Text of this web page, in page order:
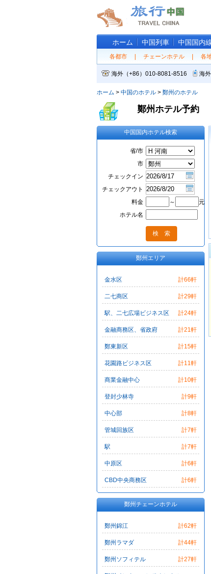
ホーム 中国列車 中国国内
各都市 チェーンホテル 各
海外（+86）010-8081-8516 海
ホーム > 中国のホテル > 鄭州のホテル
鄭州ホテル予約
中国国内ホテル検索
省/市
市
チェックイン
チェックアウト
料金
～
元
ホテル名
鄭州エリア
計66軒
金水区
計29軒
二七商区
計24軒
駅、二七広場ビジネス区
計21軒
金融商務区、省政府
計15軒
鄭東新区
計11軒
花園路ビジネス区
計10軒
商業金融中心
計9軒
登封少林寺
計8軒
中心部
計7軒
管城回族区
計7軒
駅
計6軒
中原区
計6軒
CBD中央商務区
鄭州チェーンホテル
鄭州錦江 計62軒
鄭州ラマダ 計44軒
鄭州ソフィテル 計27軒